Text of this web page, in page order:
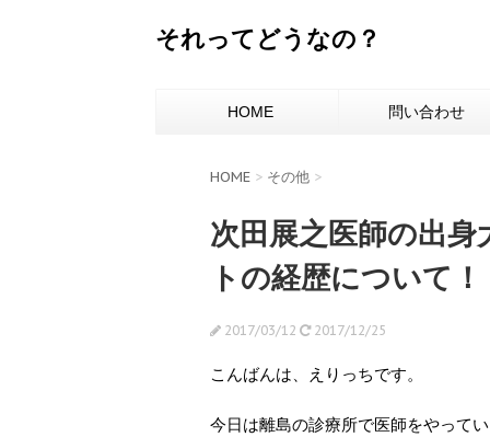
それってどうなの？
HOME 問い合わせ
HOME > その他 >
次田展之医師の出
トの経歴について！
2017/03/12 2017/12/25
こんばんは、えりっちです。
今日は離島の診療所で医師をやって